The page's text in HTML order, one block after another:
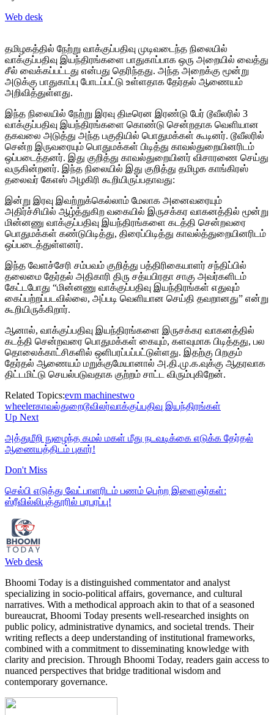
Web desk
தமிழகத்தில் நேற்று வாக்குப்பதிவு முடிவடைந்த நிலையில்
வாக்குப்பதிவு இயந்திரங்களை பாதுகாப்பாக ஒரு அறையில் வைத்து
சீல் வைக்கப்பட்டது என்பது தெரிந்தது. அந்த அறைக்கு மூன்று
அடுக்கு பாதுகாப்பு போடப்பட்டு உள்ளதாக தேர்தல் ஆணையம்
அறிவித்துள்ளது.
இந்த நிலையில் நேற்று இரவு திடீரென இரண்டு பேர் டூவீலரில் 3
வாக்குப்பதிவு இயந்திரங்களை கொண்டு சென்றதாக வெளியான
தகவலை அடுத்து அந்த பகுதியில் பொதுமக்கள் கூடினர். டூவீலரில்
சென்ற இருவரையும் பொதுமக்கள் பிடித்து காவல்துறையினரிடம்
ஒப்படைத்தனர். இது குறித்து காவல்துறையினர் விசாரணை செய்து
வருகின்றனர். இந்த நிலையில் இது குறித்து தமிழக காங்கிரஸ்
தலைவர் கேஎஸ் அழகிரி கூறியிருப்பதாவது:
இன்று இரவு இவற்றுக்கெல்லாம் மேலாக அனைவரையும்
அதிர்ச்சியில் ஆழ்த்துகிற வகையில் இருசக்கர வாகனத்தில் மூன்று
மின்னணு வாக்குப்பதிவு இயந்திரங்களை கடத்தி சென்றவரை
பொதுமக்கள் கண்டுபிடித்து, திரைப்பிடித்து காவல்த்துறையினரிடம்
ஒப்படைத்துள்ளனர்.
இந்த வேளச்சேரி சம்பவம் குறித்து பத்திரிகையாளர் சந்திப்பில்
தலைமை தேர்தல் அதிகாரி திரு சத்யபிரதா சாகு அவர்களிடம்
கேட்டபோது “மின்னணு வாக்குப்பதிவு இயந்திரங்கள் எதுவும்
கைப்பற்றப்படவில்லை, அப்படி வெளியான செய்தி தவறானது” என்று
கூறியிருக்கிறார்.
ஆனால், வாக்குப்பதிவு இயந்திரங்களை இருசக்கர வாகனத்தில்
கடத்தி சென்றவரை பொதுமக்கள் கையும், களவுமாக பிடித்தது, பல
தொலைக்காட்சிகளில் ஒளிபரப்பப்பட்டுள்ளது. இதற்கு பிறகும்
தேர்தல் ஆணையம் மறுக்குமேயானால் அ.தி.மு.க.வுக்கு ஆதரவாக
திட்டமிட்டு செயல்படுவதாக குற்றம் சாட்ட விரும்புகிறேன்.
Related Topics:evm machinestwo
wheelerகாவல்துறைடூவிலர்வாக்குப்பதிவு இயந்திரங்கள்
Up Next
அத்துமீறி நுழைந்த கமல் மகள் மீது நடவடிக்கை எடுக்க தேர்தல்
ஆணையத்திடம் புகார்!
Don't Miss
செல்பி எடுத்து வேட்பாளரிடம் பணம் பெற்ற இளைஞர்கள்:
ஸ்ரீவில்லிபுத்தூரில் பரபரப்பு!
Web desk
Bhoomi Today is a distinguished commentator and analyst
specializing in socio-political affairs, governance, and cultural
narratives. With a methodical approach akin to that of a seasoned
bureaucrat, Bhoomi Today presents well-researched insights on
public policy, administrative dynamics, and societal trends. Their
writing reflects a deep understanding of institutional frameworks,
combined with a commitment to disseminating knowledge with
clarity and precision. Through Bhoomi Today, readers gain access to
nuanced perspectives that bridge traditional wisdom and
contemporary governance.